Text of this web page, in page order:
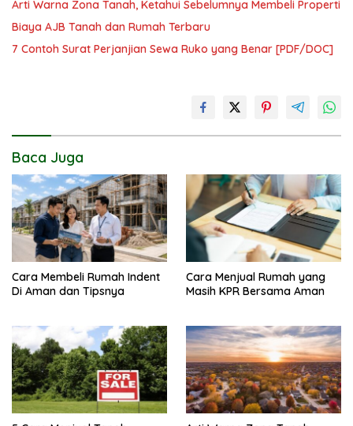
Arti Warna Zona Tanah, Ketahui Sebelumnya Membeli Properti
Biaya AJB Tanah dan Rumah Terbaru
7 Contoh Surat Perjanjian Sewa Ruko yang Benar [PDF/DOC]
Baca Juga
Cara Membeli Rumah Indent
Di Aman dan Tipsnya
Cara Menjual Rumah yang
Masih KPR Bersama Aman